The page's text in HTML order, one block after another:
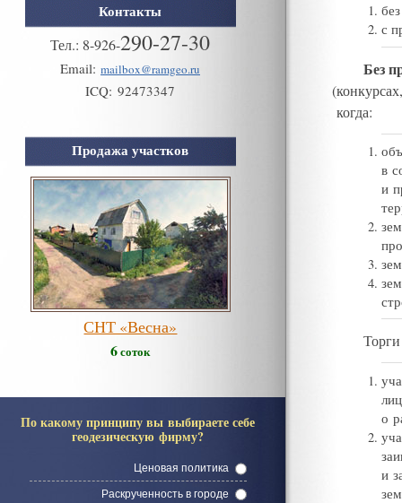
Контакты
Тел.: 8-926-290-27-30
Email: mailbox@ramgeo.ru
ICQ: 92473347
Продажа участков
СНТ «Весна»
6соток
По какому принципу вы выбираете себе
геодезическую фирму?
Ценовая политика
Раскрученность в городе
с
Без
(конкурсах
когда:
в
и
о
и